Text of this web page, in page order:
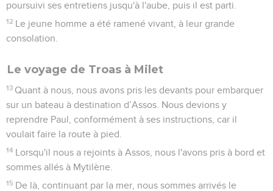
poursuivi ses entretiens jusqu'à l'aube, puis il est parti.
12 Le jeune homme a été ramené vivant, à leur grande
consolation.
Le voyage de Troas à Milet
13 Quant à nous, nous avons pris les devants pour embarquer
sur un bateau à destination d’Assos. Nous devions y
reprendre Paul, conformément à ses instructions, car il
voulait faire la route à pied.
14 Lorsqu'il nous a rejoints à Assos, nous l'avons pris à bord et
sommes allés à Mytilène.
15 De là, continuant par la mer, nous sommes arrivés le